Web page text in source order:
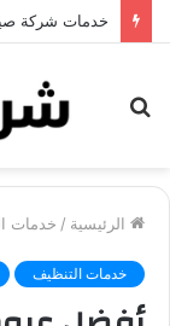
خدمات شركة جلي
الرئيسية / خدمات
خدمات التنظيف